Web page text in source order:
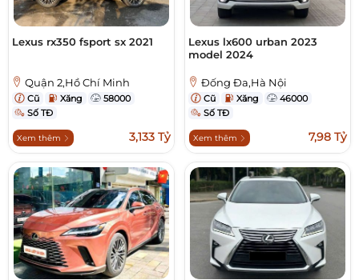
Lexus rx350 fsport sx 2021
Quận 2,Hồ Chí Minh
Cũ Xăng
58000
Số TĐ
Xem thêm 3,133 Tỷ
Lexus lx600 urban 2023
model 2024
Đống Đa,Hà Nội
Cũ Xăng
46000
Số TĐ
Xem thêm 7,98 Tỷ